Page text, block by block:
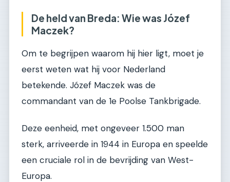
De held van Breda: Wie was Józef
Maczek?
Om te begrijpen waarom hij hier ligt, moet je
eerst weten wat hij voor Nederland
betekende. Józef Maczek was de
commandant van de 1e Poolse Tankbrigade.
Deze eenheid, met ongeveer 1.500 man
sterk, arriveerde in 1944 in Europa en speelde
een cruciale rol in de bevrijding van West-
Europa.